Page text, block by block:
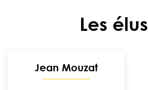
Les élus
Jean Mouzat